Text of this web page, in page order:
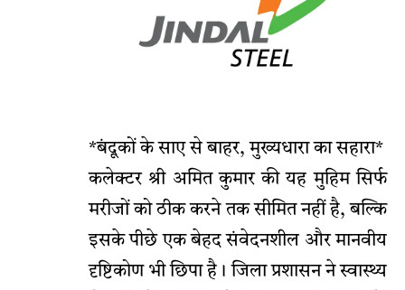
*बंदूकों के साए से बाहर, मुख्यधारा का सहारा*
कलेक्टर श्री अमित कुमार की यह मुहिम सिर्फ
मरीजों को ठीक करने तक सीमित नहीं है, बल्कि
इसके पीछे एक बेहद संवेदनशील और मानवीय
दृष्टिकोण भी छिपा है। जिला प्रशासन ने स्वास्थ्य